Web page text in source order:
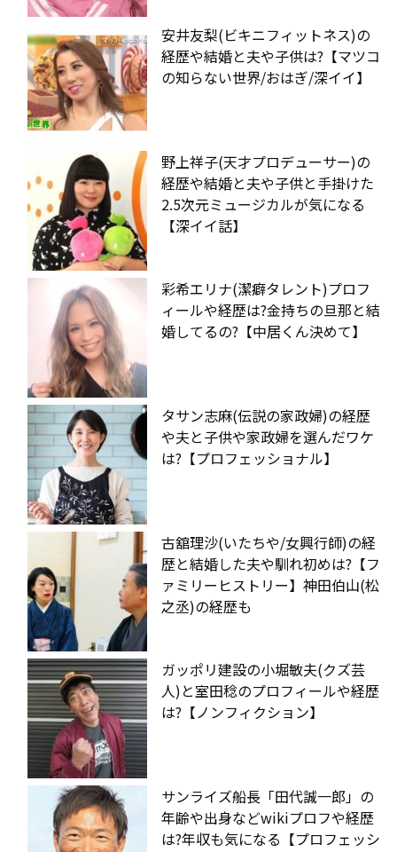
安井友梨(ビキニフィットネス)の
経歴や結婚と夫や子供は?【マツコ
の知らない世界/おはぎ/深イイ】
野上祥子(天才プロデューサー)の
経歴や結婚と夫や子供と手掛けた
2.5次元ミュージカルが気になる
【深イイ話】
彩希エリナ(潔癖タレント)プロフ
ィールや経歴は?金持ちの旦那と結
婚してるの?【中居くん決めて】
タサン志麻(伝説の家政婦)の経歴
や夫と子供や家政婦を選んだワケ
は?【プロフェッショナル】
古舘理沙(いたちや/女興行師)の経
歴と結婚した夫や馴れ初めは?【フ
ァミリーヒストリー】神田伯山(松
之丞)の経歴も
ガッポリ建設の小堀敏夫(クズ芸
人)と室田稔のプロフィールや経歴
は?【ノンフィクション】
サンライズ船長「田代誠一郎」の
年齢や出身などwikiプロフや経歴
は?年収も気になる【プロフェッシ